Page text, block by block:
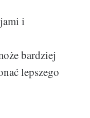
i
bardziej
lepszego